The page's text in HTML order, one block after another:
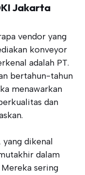
Jakarta
vendor yang
konveyor
adalah PT.
bertahun-tahun
menawarkan
dan
yang dikenal
dalam
sering